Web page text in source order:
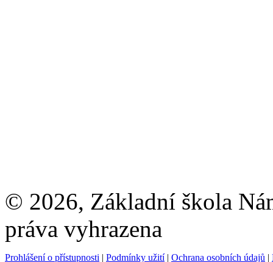
© 2026, Základní škola
práva vyhrazena
Prohlášení o přístupnosti | Podmínky užití| Ochrana osobních údajů |